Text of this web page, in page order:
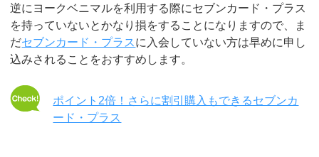
逆にヨークベニマルを利用する際にセブンカード・プラス
を持っていないとかなり損をすることになりますので、ま
だセブンカード・プラスに入会していない方は早めに申し
込みされることをおすすめします。
ポイント2倍！さらに割引購入もできるセブンカ
ード・プラス